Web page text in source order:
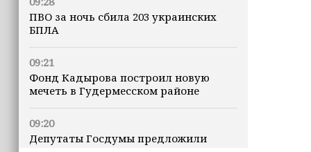
ПВО за ночь сбила 203 украинских
БПЛА
09:21
Фонд Кадырова построил новую
мечеть в Гудермесском районе
09:20
Депутаты Госдумы предложили